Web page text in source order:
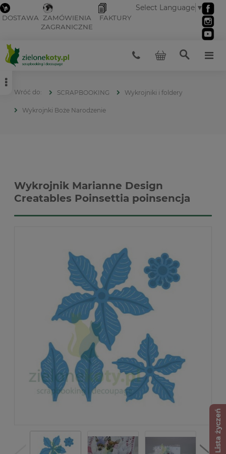
DOSTAWA ZAMÓWIENIA
ZAGRANICZNE
FAKTURY
Select Language ▼
SCRAPBOOKING Wykrojniki i foldery
Wykrojnki Boże Narodzenie
Wykrojnik Marianne Design
Creatables Poinsettia poinsencja
Lista życzeń